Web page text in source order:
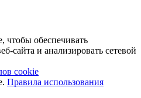
обеспечивать
сайта и анализировать сетевой
cookie
Правила использования